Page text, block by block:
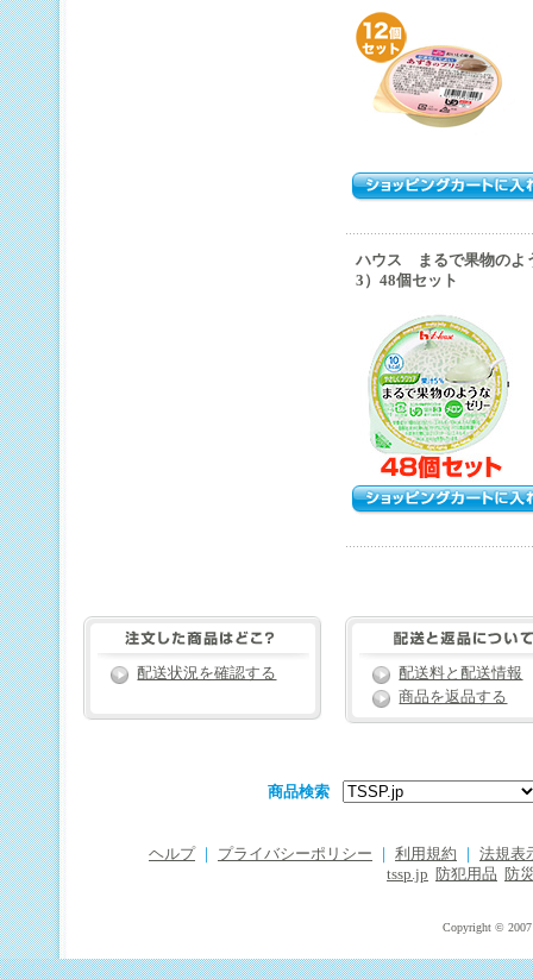
ハウス まるで果物のよ
3）48個セット
配送状況を確認する
配送料と配送情報
商品を返品する
商品検索
ヘルプ プライバシーポリシー 利用規約
法規表
tssp.jp
防犯用品 防
Copyright © 2007